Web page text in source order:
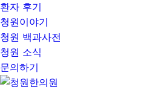
환자 후기
청원이야기
청원 백과사전
청원 소식
문의하기